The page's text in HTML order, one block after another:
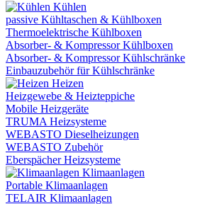
Kühlen
passive Kühltaschen & Kühlboxen
Thermoelektrische Kühlboxen
Absorber- & Kompressor Kühlboxen
Absorber- & Kompressor Kühlschränke
Einbauzubehör für Kühlschränke
Heizen
Heizgewebe & Heizteppiche
Mobile Heizgeräte
TRUMA Heizsysteme
WEBASTO Dieselheizungen
WEBASTO Zubehör
Eberspächer Heizsysteme
Klimaanlagen
Portable Klimaanlagen
TELAIR Klimaanlagen